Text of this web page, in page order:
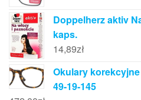
Doppelherz aktiv
kaps.
14,89zł
Okulary korekcyjne
49-19-145